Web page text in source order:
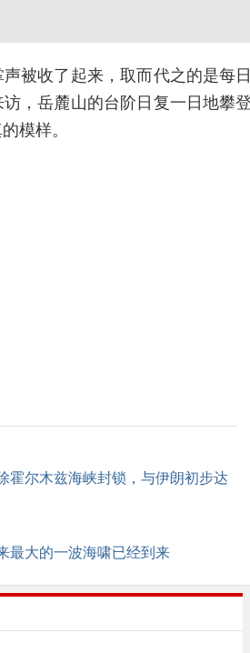
被收了起来，取而代之的是每
，岳麓山的台阶日复一日地攀
模样。
霍尔木兹海峡封锁，与伊朗初步达
最大的一波海啸已经到来